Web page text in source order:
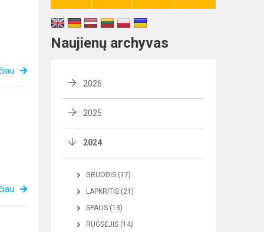
Naujienų archyvas
2026
2025
2024
GRUODIS (17)
LAPKRITIS (21)
SPALIS (13)
RUGSĖJIS (14)